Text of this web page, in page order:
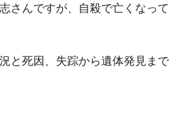
さんですが、自殺で亡くなって
と死因、失踪から遺体発見ま